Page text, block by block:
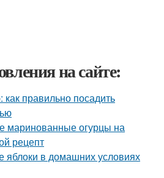
на сайте:
правильно посадить
маринованные огурцы на
рецепт
яблоки в домашних условиях